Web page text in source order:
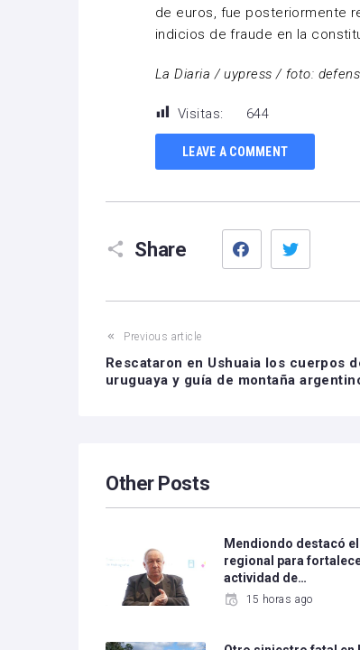
de euros, fue posteriormente
indicios de fraude en la
La Diaria / uypress / foto:
Visitas: 644
LEAVE A COMMENT
Share
Facebook
Previous article
Rescataron en Ushuaia los cuerpos
uruguaya y guía de montaña
Other Posts
Mendiondo destacó
regional para
actividad de…
15 horas ago